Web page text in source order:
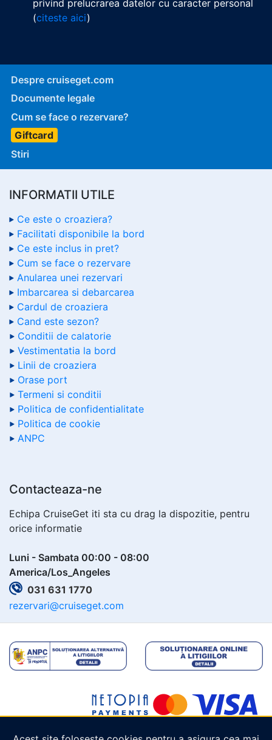
privind prelucrarea datelor cu caracter personal
(citeste aici)
Despre cruiseget.com
Documente legale
Cum se face o rezervare?
Giftcard
Stiri
INFORMATII UTILE
Ce este o croaziera?
Facilitati disponibile la bord
Ce este inclus in pret?
Cum se face o rezervare
Anularea unei rezervari
Imbarcarea si debarcarea
Cardul de croaziera
Cand este sezon?
Conditii de calatorie
Vestimentatia la bord
Linii de croaziera
Orase port
Termeni si conditii
Politica de confidentialitate
Politica de cookie
ANPC
Contacteaza-ne
Echipa CruiseGet iti sta cu drag la dispozitie, pentru
orice informatie
Luni - Sambata 00:00 - 08:00
America/Los_Angeles
031 631 1770
rezervari@cruiseget.com